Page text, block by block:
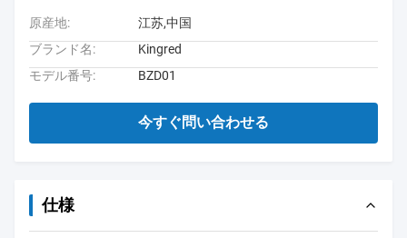
原産地:
江苏,中国
ブランド名:
Kingred
モデル番号:
BZD01
今すぐ問い合わせる
仕様